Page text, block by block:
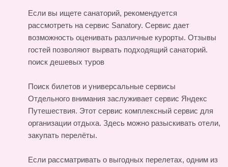
Если вы ищете санаторий, рекомендуется
рассмотреть на сервис Sanatory. Сервис дает
возможность оценивать различные курорты. Отзывы
гостей позволяют вырвать подходящий санаторий.
поиск дешевых туров
Поиск билетов и универсальные сервисы
Отдельного внимания заслуживает сервис Яндекс
Путешествия. Этот сервис комплексный сервис для
организации отдыха. Здесь можно разыскивать отели,
закупать перелёты.
Если рассматривать о выгодных перелетах, одним из